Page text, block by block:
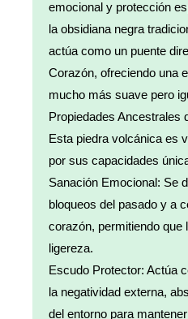
emocional y protección
la obsidiana negra
actúa como un puente
Corazón, ofreciendo una
mucho más suave pero
Propiedades Ancestrales
Esta piedra volcánica es
por sus capacidades
Sanación Emocional: Se
bloqueos del pasado y a
corazón, permitiendo que
ligereza.
Escudo Protector: Actúa
la negatividad externa,
del entorno para